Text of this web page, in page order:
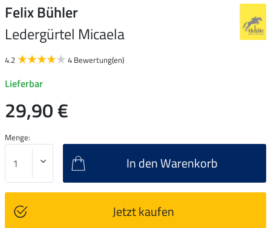
Felix Bühler
Ledergürtel Micaela
4.2 4 Bewertung(en)
Lieferbar
29,90 €
Menge:
In den Warenkorb
Jetzt kaufen